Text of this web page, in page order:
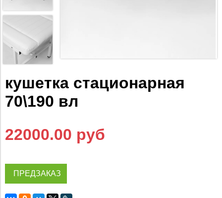
кушетка стационарная
70\190 вл
22000.00 руб
ПРЕДЗАКАЗ